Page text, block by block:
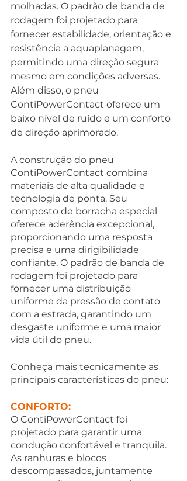
molhadas. O padrão de banda de
rodagem foi projetado para
fornecer estabilidade, orientação e
resistência a aquaplanagem,
permitindo uma direção segura
mesmo em condições adversas.
Além disso, o pneu
ContiPowerContact oferece um
baixo nível de ruído e um conforto
de direção aprimorado.
A construção do pneu
ContiPowerContact combina
materiais de alta qualidade e
tecnologia de ponta. Seu
composto de borracha especial
oferece aderência excepcional,
proporcionando uma resposta
precisa e uma dirigibilidade
confiante. O padrão de banda de
rodagem foi projetado para
fornecer uma distribuição
uniforme da pressão de contato
com a estrada, garantindo um
desgaste uniforme e uma maior
vida útil do pneu.
Conheça mais tecnicamente as
principais características do pneu:
CONFORTO:
O ContiPowerContact foi
projetado para garantir uma
condução confortável e tranquila.
As ranhuras e blocos
descompassados, juntamente